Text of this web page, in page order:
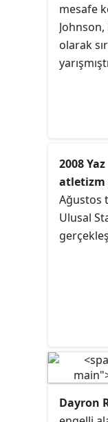
mesafe
olarak
2008
atletizm
Ağustos
Ulusal
Dayron